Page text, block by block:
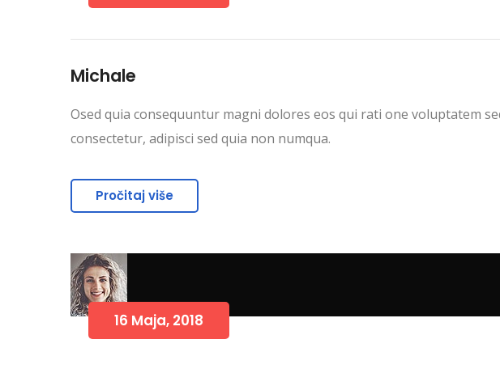
Michale
Osed quia consequuntur magni dolores eos qui rati one voluptatem
consectetur, adipisci sed quia non numqua.
Pročitaj više
16 Maja, 2018